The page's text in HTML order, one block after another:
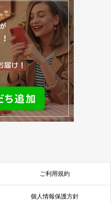
ご利用規約
個人情報保護方針